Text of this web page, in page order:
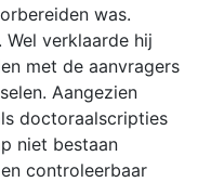
was.
verklaarde hij
met de aanvragers
Aangezien
doctoraalscripties
niet bestaan
controleerbaar